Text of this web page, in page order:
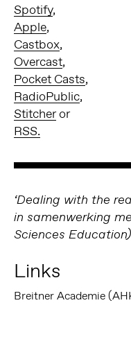
Spotify,
Apple,
Castbox,
Overcast,
Pocket Casts,
RadioPublic,
Stitcheror
RSS.
‘Dealing with the
in samenwerking
Sciences Education)
Links
Breitner Academie